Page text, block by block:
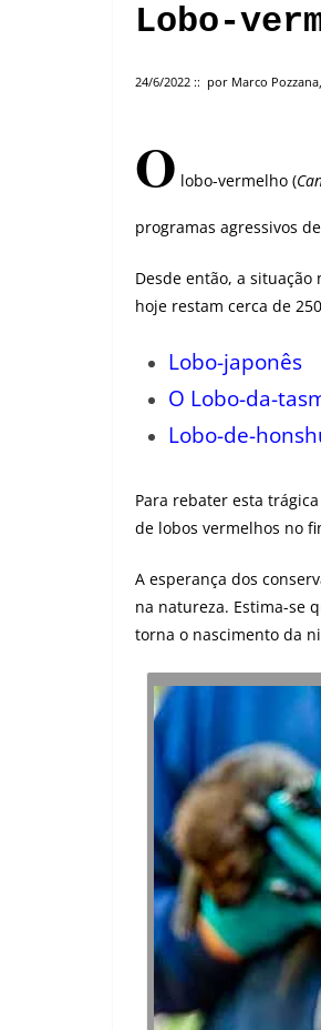
Lobo-
24/6/2022 :: por Marco
O lobo-vermelho (
programas agressivos
Desde então, a
hoje restam cerca de
Lobo-japonês
O Lobo-da-
Lobo-de-
Para rebater esta
de lobos vermelhos no
A esperança dos
na natureza. Estima-se
torna o nascimento da